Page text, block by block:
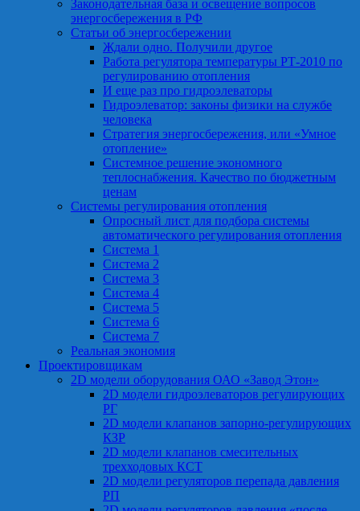
Законодательная база и освещение вопросов
энергосбережения в РФ
Статьи об энергосбережении
Ждали одно. Получили другое
Работа регулятора температуры РТ-2010 по
регулированию отопления
И еще раз про гидроэлеваторы
Гидроэлеватор: законы физики на службе
человека
Стратегия энергосбережения, или «Умное
отопление»
Системное решение экономного
теплоснабжения. Качество по бюджетным
ценам
Системы регулирования отопления
Опросный лист для подбора системы
автоматического регулирования отопления
Система 1
Система 2
Система 3
Система 4
Система 5
Система 6
Система 7
Реальная экономия
Проектировщикам
2D модели оборудования ОАО «Завод Этон»
2D модели гидроэлеваторов регулирующих
РГ
2D модели клапанов запорно-регулирующих
КЗР
2D модели клапанов смесительных
трехходовых КСТ
2D модели регуляторов перепада давления
РП